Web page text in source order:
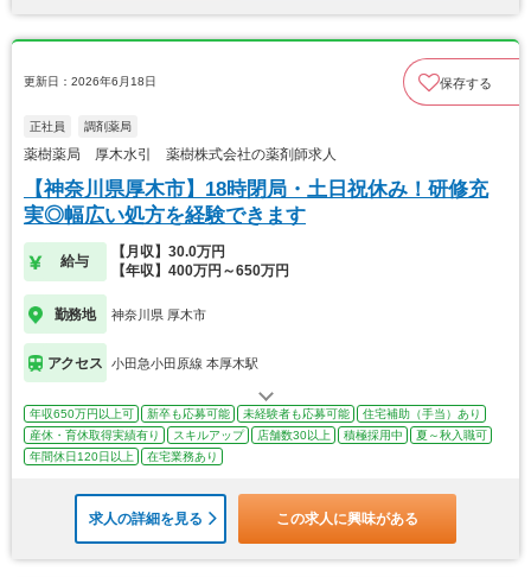
更新日：2026年6月18日 保存する
正社員 調剤薬局
薬樹薬局 厚木水引 薬樹株式会社の薬剤師求人
【神奈川県厚木市】18時閉局・土日祝休み！研修充
実◎幅広い処方を経験できます
給与
【月収】30.0万円
【年収】400万円～650万円
勤務地 神奈川県 厚木市
アクセス 小田急小田原線 本厚木駅
年収650万円以上可 新卒も応募可能 未経験者も応募可能
住宅補助（手当）あり
産休・育休取得実績有り
スキルアップ 店舗数30以上 積極採用中
夏～秋入職可
年間休日120日以上
在宅業務あり
求人の詳細を見る この求人に興味がある